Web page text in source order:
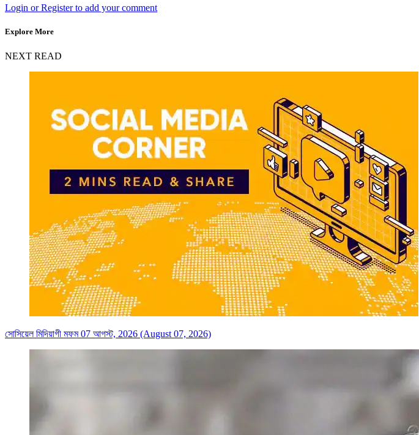
Login or Register to add your comment
Explore More
NEXT READ
সোসিয়েল মিদিয়াগী মফম 07 আগস্ট, 2026 (August 07, 2026)